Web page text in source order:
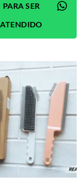
PARA SER
ATENDIDO